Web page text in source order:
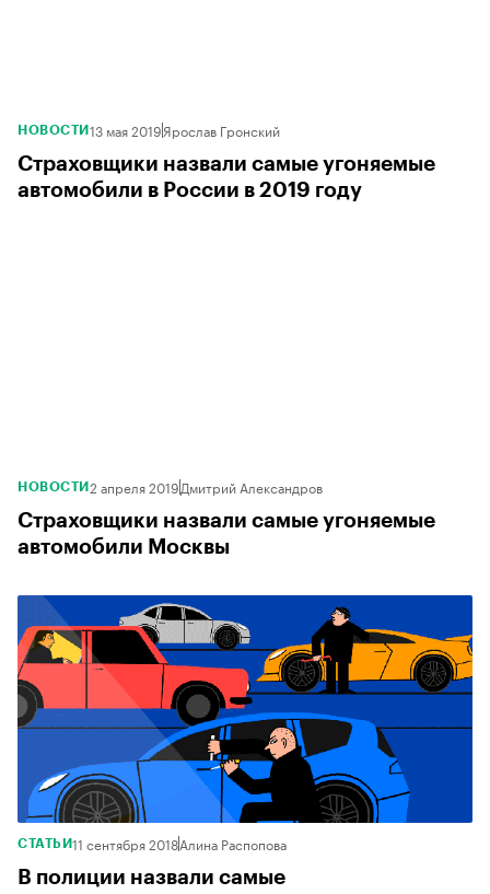
НОВОСТИ 13 мая 2019Ярослав Гронский
Страховщики назвали самые угоняемые
автомобили в России в 2019 году
НОВОСТИ 2 апреля 2019Дмитрий Александров
Страховщики назвали самые угоняемые
автомобили Москвы
СТАТЬИ11 сентября 2018Алина Распопова
В полиции назвали самые